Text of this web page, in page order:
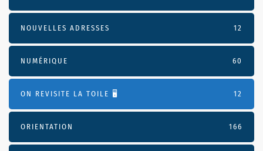
NOUVELLES ADRESSES 12
NUMÉRIQUE 60
ON REVISITE LA TOILE 🖥️ 12
ORIENTATION 166